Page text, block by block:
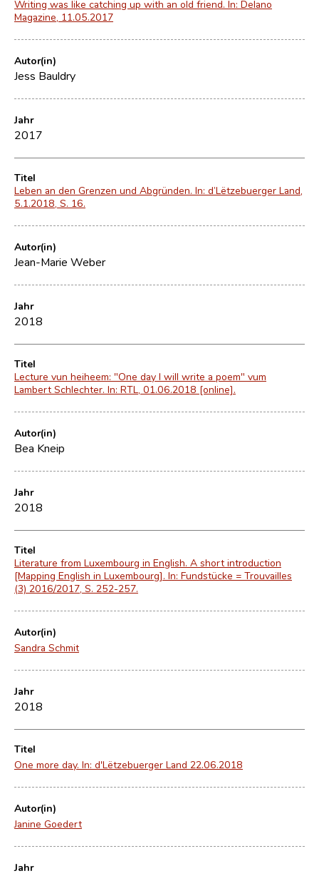
Writing was like catching up with an old friend. In: Delano
Magazine, 11.05.2017
Autor(in)
Jess Bauldry
Jahr
2017
Titel
Leben an den Grenzen und Abgründen. In: d’Lëtzebuerger Land,
5.1.2018, S. 16.
Autor(in)
Jean-Marie Weber
Jahr
2018
Titel
Lecture vun heiheem: "One day I will write a poem" vum
Lambert Schlechter. In: RTL, 01.06.2018 [online].
Autor(in)
Bea Kneip
Jahr
2018
Titel
Literature from Luxembourg in English. A short introduction
[Mapping English in Luxembourg]. In: Fundstücke = Trouvailles
(3) 2016/2017, S. 252-257.
Autor(in)
Sandra Schmit
Jahr
2018
Titel
One more day. In: d'Lëtzebuerger Land 22.06.2018
Autor(in)
Janine Goedert
Jahr